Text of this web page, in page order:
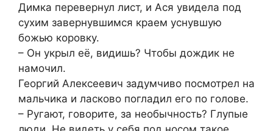
Димка перевернул лист, и Ася увидела под
сухим завернувшимся краем уснувшую
божью коровку.
– Он укрыл её, видишь? Чтобы дождик не
намочил.
Георгий Алексеевич задумчиво посмотрел на
мальчика и ласково погладил его по голове.
– Ругают, говорите, за необычность? Глупые